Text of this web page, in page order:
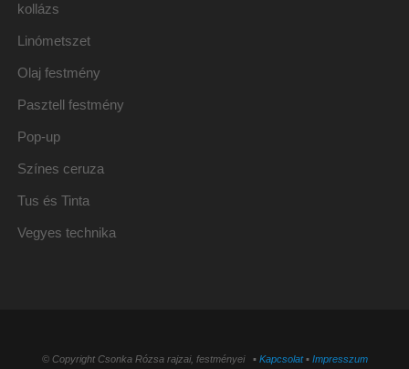
kollázs
Linómetszet
Olaj festmény
Pasztell festmény
Pop-up
Színes ceruza
Tus és Tinta
Vegyes technika
© Copyright Csonka Rózsa rajzai, festményei ▪ Kapcsolat▪ Impresszum